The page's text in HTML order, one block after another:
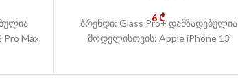
Max
6₾
ბრენდი: Glass Pro+ დამზადებულია
მოდელისთვის: Apple iPhone 13